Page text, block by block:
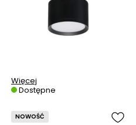
Więcej
Dostępne
NOWOŚĆ